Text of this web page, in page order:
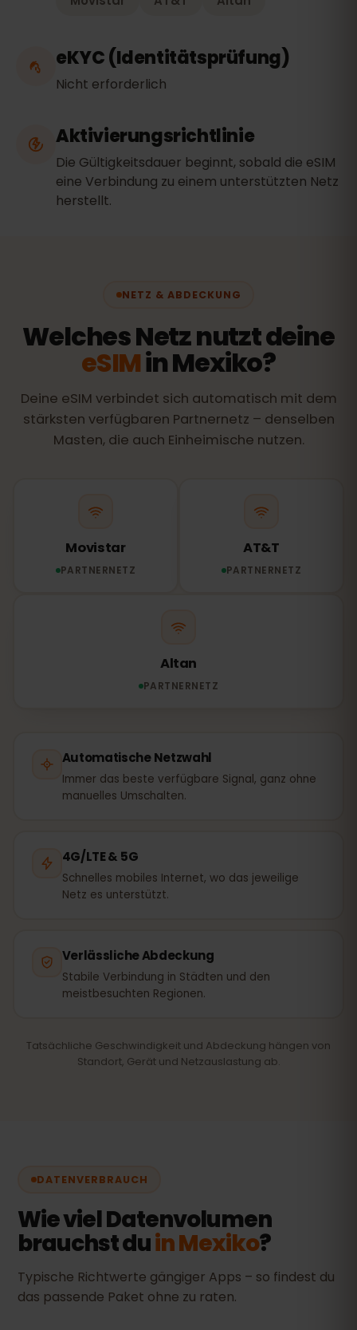
eKYC (Identitätsprüfung)
Nicht erforderlich
Aktivierungsrichtlinie
Die Gültigkeitsdauer beginnt, sobald die eSIM
eine Verbindung zu einem unterstützten Netz
herstellt.
NETZ & ABDECKUNG
Welches Netz nutzt deine
eSIMin Mexiko?
Deine eSIM verbindet sich automatisch mit dem
stärksten verfügbaren Partnernetz – denselben
Masten, die auch Einheimische nutzen.
Movistar
PARTNERNETZ
AT&T
PARTNERNETZ
Altan
PARTNERNETZ
Automatische Netzwahl
Immer das beste verfügbare Signal, ganz ohne
manuelles Umschalten.
4G/LTE & 5G
Schnelles mobiles Internet, wo das jeweilige
Netz es unterstützt.
Verlässliche Abdeckung
Stabile Verbindung in Städten und den
meistbesuchten Regionen.
Tatsächliche Geschwindigkeit und Abdeckung hängen von
Standort, Gerät und Netzauslastung ab.
DATENVERBRAUCH
Wie viel Datenvolumen
brauchst duin Mexiko?
Typische Richtwerte gängiger Apps – so findest du
das passende Paket ohne zu raten.